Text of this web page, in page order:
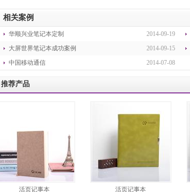
相关案例
2014-09-19
华顺兴业笔记本定制
2014-09-15
大屏世界笔记本成功案例
2014-07-08
中国移动通信
推荐产品
活页记事本 活页记事本